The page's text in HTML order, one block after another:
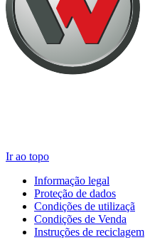
Ir ao topo
Informação legal
Proteção de dados
Condições de utilizaçã
Condições de Venda
Instruções de reciclagem